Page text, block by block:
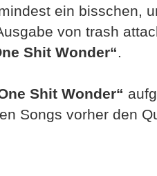
ein bisschen,
von trash
Shit Wonder“.
Shit Wonder“
Songs vorher den